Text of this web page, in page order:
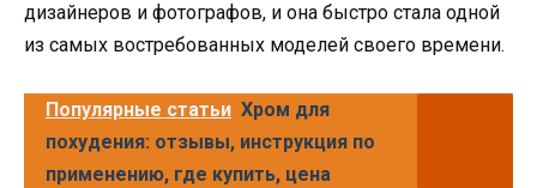
дизайнеров и фотографов, и она быстро стала одной
из самых востребованных моделей своего времени.
Популярные статьи Хром для
похудения: отзывы, инструкция по
применению, где купить, цена